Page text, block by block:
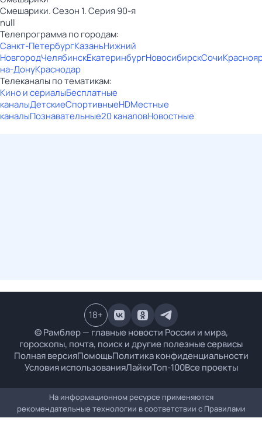
Смешарики. Сезон 1. Серия 90-я
null
Телепрограмма по городам:
Санкт-ПетербургКазаньНижний
НовгородЧелябинскЕкатеринбургНовосибирскСочи
на-ДонуКраснодар
Телеканалы по тематикам:
Кино и сериалыБесплатные
каналыДетскиеСпортивныеHDМестные
каналыПознавательные20 каналовНовостные
© Рамблер — главные новости России и мира,
гороскопы, почта, поиск и другие полезные сервисы
Полная версияПомощьПолитика конфиденциальности
Условия использованияЛайкиТоп-100Все проекты
18+
На информационном ресурсе применяются
рекомендательные технологии в соответствии с Правилами